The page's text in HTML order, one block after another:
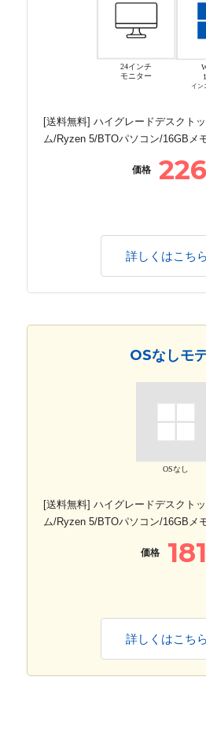
24インチ
モニター
イン
[送料無料] ハイグレードデスクト
ム/Ryzen 5/BTOパソコン/16GBメ
価格
詳しくはこちら
OSなしモ
OSなし
[送料無料] ハイグレードデスクト
ム/Ryzen 5/BTOパソコン/16GBメ
価格
詳しくはこちら